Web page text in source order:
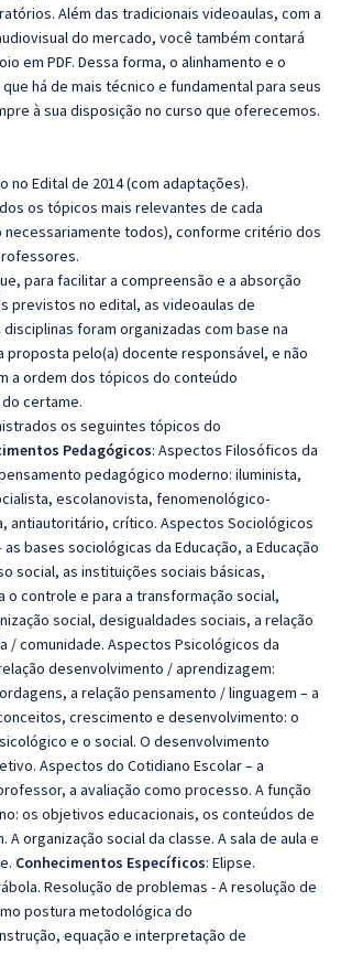
Além das tradicionais videoaulas, com a
do mercado, você também contará
em PDF. Dessa forma, o alinhamento e o
há de mais técnico e fundamental para seus
à sua disposição no curso que oferecemos.
no Edital de 2014 (com adaptações).
os tópicos mais relevantes de cada
necessariamente todos), conforme critério dos
para facilitar a compreensão e a absorção
previstos no edital, as videoaulas de
foram organizadas com base na
proposta pelo(a) docente responsável, e não
a ordem dos tópicos do conteúdo
certame.
os seguintes tópicos do
Pedagógicos: Aspectos Filosóficos da
pedagógico moderno: iluminista,
escolanovista, fenomenológico-
antiautoritário, crítico. Aspectos Sociológicos
as bases sociológicas da Educação, a Educação
social, as instituições sociais básicas,
o controle e para a transformação social,
social, desigualdades sociais, a relação
/ comunidade. Aspectos Psicológicos da
desenvolvimento / aprendizagem:
a relação pensamento / linguagem – a
crescimento e desenvolvimento: o
e o social. O desenvolvimento
Aspectos do Cotidiano Escolar – a
a avaliação como processo. A função
os objetivos educacionais, os conteúdos de
A organização social da classe. A sala de aula e
Conhecimentos Específicos: Elipse.
Resolução de problemas - A resolução de
postura metodológica do
equação e interpretação de